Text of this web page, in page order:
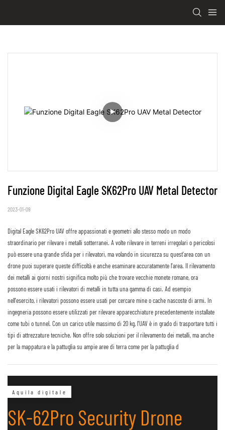
Funzione Digital Eagle SK62Pro UAV Metal Detector
2023-01-09
Digital Eagle SK62Pro UAV offre appassionati e geometri allo stesso modo un modo
straordinario per rilevare i metalli sotterranei. A volte rilevare in terreni irregolari o pericolosi
può essere una grande sfida per i rilevatori, ma volando in sicurezza su quest'area con un
drone puoi superare queste difficoltà e anche esaminare accuratamente l'area. Il rilevamento
dei metalli ai giorni nostri significa molto più che trovare vecchie monete romane, ora
possono essere usati i rilevatori di metalli in tutta una gamma di casi. Ad esempio
nell'esercito, i rilevatori possono essere usati per cercare mine o cache nascoste di armi. In
ingegneria possono essere utilizzati per rilevare apparecchiature precedentemente installate
come tubi o tunnel. Con un carico utile massimo di 20 kg, l'UAV è in grado di trasportare tutti i
tipi di attrezzature tecniche. Non offre solo soluzioni per il rilevamento dei metalli, ma anche
per la mappatura e la pattuglia su ampie aree di terra come per la pattuglia d
Aquila digitale
SK-62Pro Security Drone